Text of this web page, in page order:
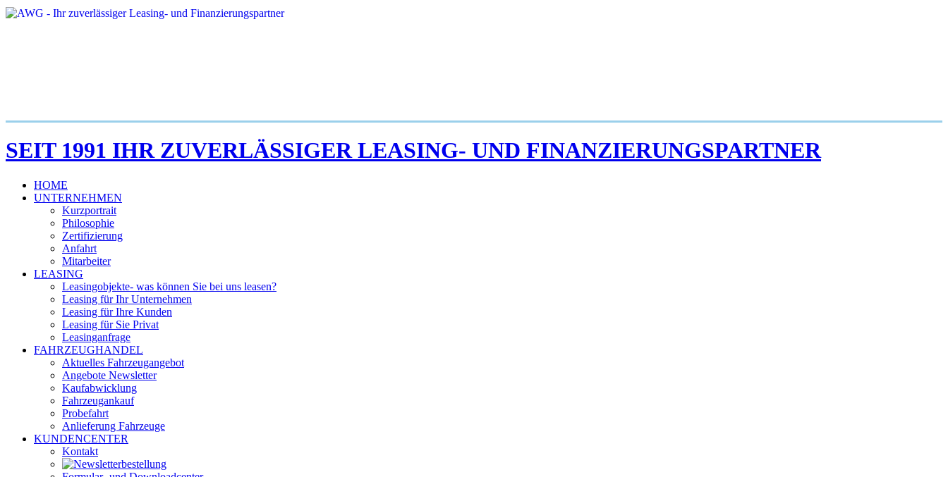
SEIT 1991 IHR ZUVERLÄSSIGER LEASING- UND FINANZIERUNGSPARTNER
HOME
UNTERNEHMEN
Kurzportrait
Philosophie
Zertifizierung
Anfahrt
Mitarbeiter
LEASING
Leasingobjekte- was können Sie bei uns leasen?
Leasing für Ihr Unternehmen
Leasing für Ihre Kunden
Leasing für Sie Privat
Leasinganfrage
FAHRZEUGHANDEL
Aktuelles Fahrzeugangebot
Angebote Newsletter
Kaufabwicklung
Fahrzeugankauf
Probefahrt
Anlieferung Fahrzeuge
KUNDENCENTER
Kontakt